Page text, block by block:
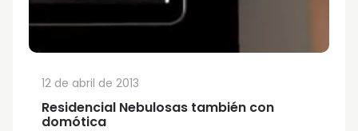
Residencial Nebulosas también con
domótica
12 de abril de 2013